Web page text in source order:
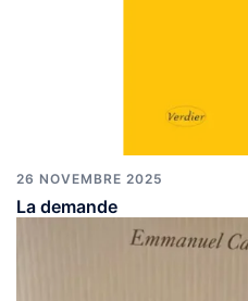
26 NOVEMBRE 2025
La demande